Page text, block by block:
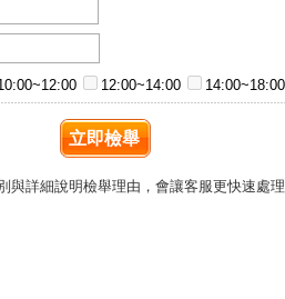
12:00~14:00 14:00~18:00
立即檢舉
與詳細說明檢舉理由，會讓客服更快速處